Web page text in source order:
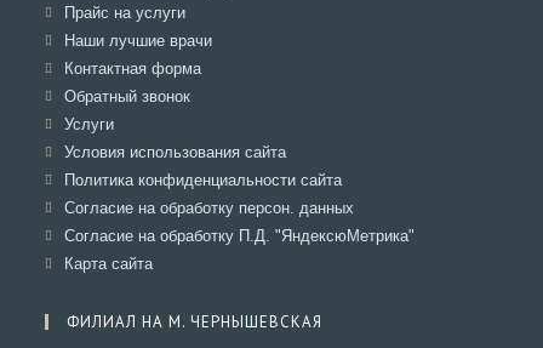
вкладке
Прайс на услугиОткроется
в
вкладке
Наши лучшие врачиОткроется
Контактная формаОткроется
Обратный звонокОткроется
вкладке
УслугиОткроется
в
вкладке
Условия использования сайтаОткроется
в
вкладке
Политика конфиденциальности сайтаОткроется
в
новой
вкладке
Согласие на обработку персон. данных
в
Согласие на обработку П.Д. "ЯндексюМетрика"
Карта сайтаОткроется
вкладке
ФИЛИАЛ НА М. ЧЕРНЫШЕВСКАЯ